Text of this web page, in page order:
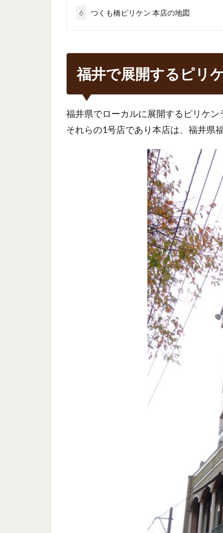
6 つくも橋ピリケン 本店の地図
福井で展開するピリ
福井県でローカルに展開するピリケン
それらの1号店であり本店は、福井県